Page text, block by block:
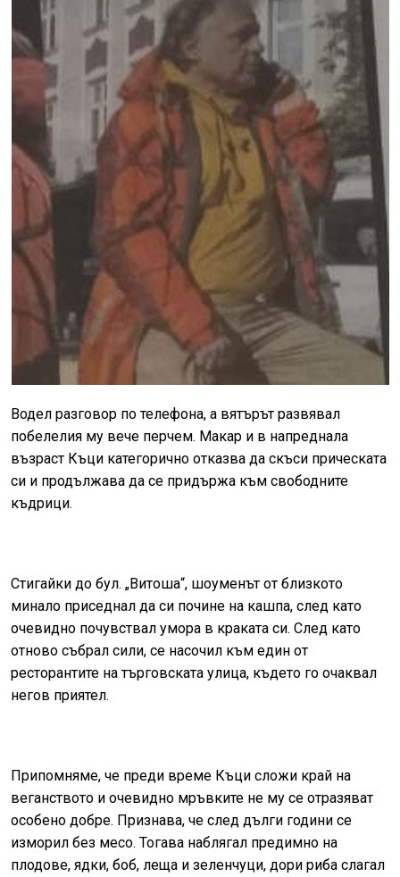
Водел разговор по телефона, а вятърът развявал
побелелия му вече перчем. Макар и в напреднала
възраст Къци категорично отказва да скъси прическата
си и продължава да се придържа към свободните
къдрици.
Стигайки до бул. „Витоша“, шоуменът от близкото
минало приседнал да си почине на кашпа, след като
очевидно почувствал умора в краката си. След като
отново събрал сили, се насочил към един от
ресторантите на търговската улица, където го очаквал
негов приятел.
Припомняме, че преди време Къци сложи край на
веганството и очевидно мръвките не му се отразяват
особено добре. Признава, че след дълги години се
изморил без месо. Тогава наблягал предимно на
плодове, ядки, боб, леща и зеленчуци, дори риба слагал